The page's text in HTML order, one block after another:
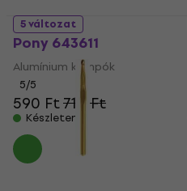
5 változat
Pony 643611
Alumínium kampók
5/5
590 Ft710 Ft
Készleten